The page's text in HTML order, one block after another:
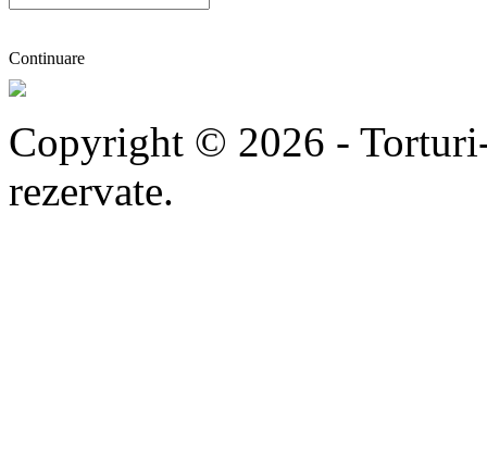
Continuare
Copyright © 2026 -
rezervate.